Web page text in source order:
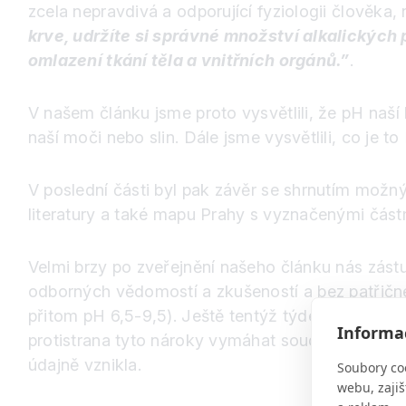
Soubory
webu,
zcela nepravdivá a odporující fyziologii člověka,
krve, udržíte si správné množství alkalických
omlazení tkání těla a vnitřních orgánů.”.
V našem článku jsme proto vysvětlili, že pH
naší moči nebo slin. Dále jsme vysvětlili, co je
V poslední části byl pak závěr se shrnutím
literatury a také mapu Prahy s vyznačenými
Velmi brzy po zveřejnění našeho článku nás
odborných vědomostí a zkušeností a bez
přitom pH 6,5-9,5). Ještě tentýž týden nám
protistrana tyto nároky vymáhat soudní cestou
údajně vznikla.